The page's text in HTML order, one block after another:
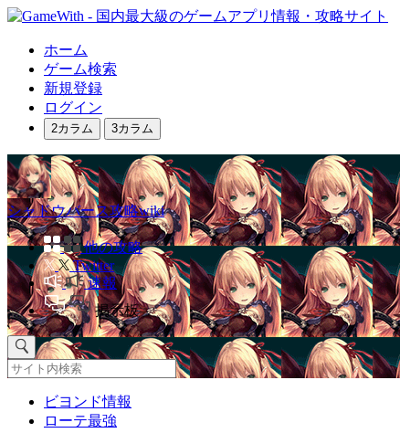
ホーム
ゲーム検索
新規登録
ログイン
2カラム 3カラム
シャドウバース攻略wiki
他の攻略
Twitter
速報
掲示板
ビヨンド情報
ローテ最強